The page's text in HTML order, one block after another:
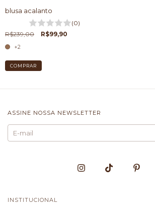
blusa acalanto
(0)
R$239,00
R$99,90
+2
COMPRAR
ASSINE NOSSA NEWSLETTER
INSTITUCIONAL